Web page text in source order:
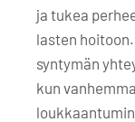
ja tukea
lasten
syntymän
kun